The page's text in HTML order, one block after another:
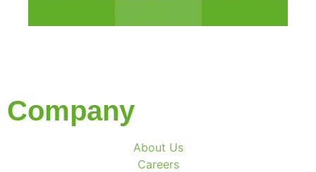
Company
About Us
Careers